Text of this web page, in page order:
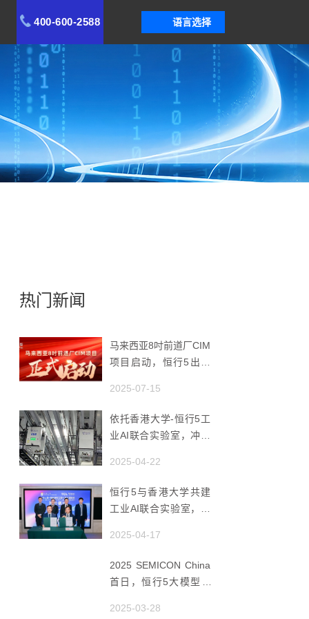
语言选择
400-600-2588
热门新闻
马来西亚8吋前道厂CIM
项目启动，恒行5出海
2025-07-15
依托香港大学-恒行5工
业AI联合实验室，冲破
花板”
2025-04-22
恒行5与香港大学共建
工业AI联合实验室，推
创新枢纽
2025-04-17
2025 SEMICON China
首日，恒行5大模型 ×
体AI智造新浪潮
2025-03-28